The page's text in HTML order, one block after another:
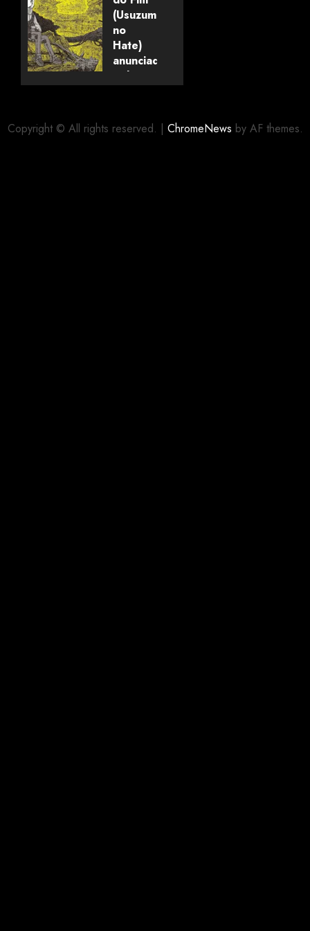
(mangá)
05/08/2026
0
(Usuzumi
no
Hate)
anunciado
pela
Copyright © All rights reserved. | ChromeNews by AF themes.